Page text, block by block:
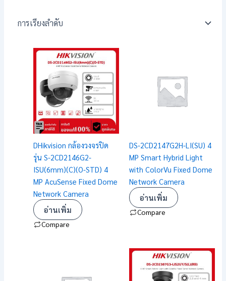
DHikvision กล้องวงจรปิด
รุ่น S-2CD2146G2-
ISU(6mm)(C)(O-STD) 4
MP AcuSense Fixed Dome
Network Camera
อ่านเพิ่ม
Compare
DS-2CD2147G2H-LI(SU) 4
MP Smart Hybrid Light
with ColorVu Fixed Dome
Network Camera
อ่านเพิ่ม
Compare